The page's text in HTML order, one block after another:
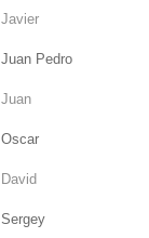
Javier
Juan Pedro
Juan
Oscar
David
Sergey